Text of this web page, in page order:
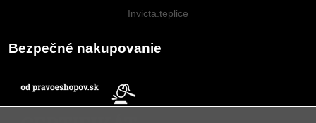
Invicta.teplice
Bezpečné nakupovanie